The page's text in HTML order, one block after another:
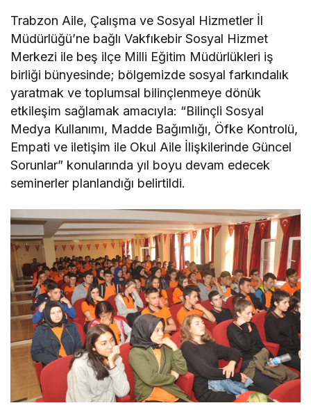
Trabzon Aile, Çalışma ve Sosyal Hizmetler İl
Müdürlüğü’ne bağlı Vakfıkebir Sosyal Hizmet
Merkezi ile beş ilçe Milli Eğitim Müdürlükleri iş
birliği bünyesinde; bölgemizde sosyal farkındalık
yaratmak ve toplumsal bilinçlenmeye dönük
etkileşim sağlamak amacıyla: “Bilinçli Sosyal
Medya Kullanımı, Madde Bağımlığı, Öfke Kontrolü,
Empati ve iletişim ile Okul Aile İlişkilerinde Güncel
Sorunlar” konularında yıl boyu devam edecek
seminerler planlandığı belirtildi.